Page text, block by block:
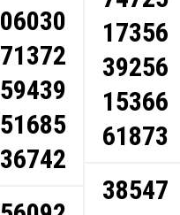
06030
71372
59439
51685
36742
17356
39256
15366
61873
38547